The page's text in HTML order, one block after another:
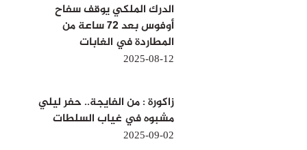
الدرك الملكي يوقف سفاح
أوفوس بعد 72 ساعة من
المطاردة في الغابات
2025-08-12
زاكورة : من الفايجة.. حفر ليلي
مشبوه في غياب السلطات
2025-09-02